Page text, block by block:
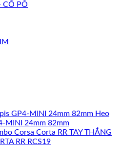
CỔ PÔ
Heo
MINI 24mm 82mm
TAY THẮNG
RR RCS19